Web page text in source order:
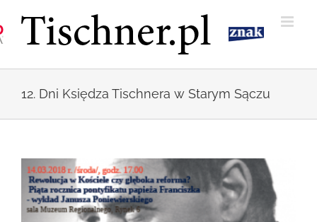
zawartości
12. Dni Księdza Tischnera w Starym Sączu